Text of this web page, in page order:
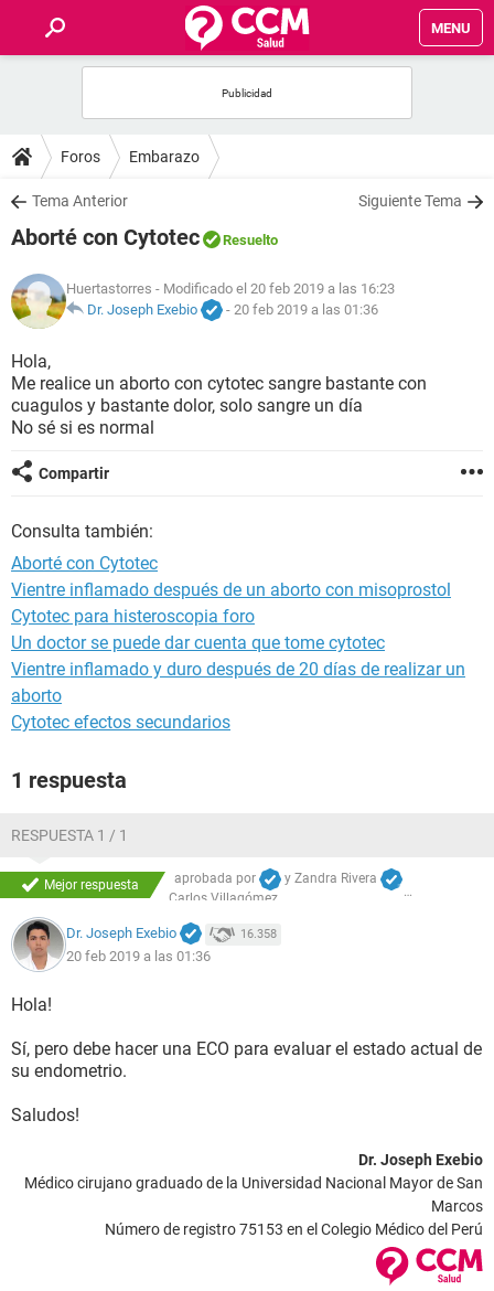
MENU
FOROS
SALUD
NUTRICIÓN
BIENESTAR
SEXUALIDAD
GLOSARIO
Foros Embarazo
Tema Anterior Siguiente Tema
Aborté con Cytotec Resuelto
Huertastorres - Modificado el 20 feb 2019 a las 16:23
Dr. Joseph Exebio
- 20 feb 2019 a las 01:36
Hola,
Me realice un aborto con cytotec sangre bastante con
cuagulos y bastante dolor, solo sangre un día
No sé si es normal
Compartir
Consulta también:
Aborté con Cytotec
Vientre inflamado después de un aborto con misoprostol
Cytotec para histeroscopia foro
Un doctor se puede dar cuenta que tome cytotec
Vientre inflamado y duro después de 20 días de realizar un
aborto
Cytotec efectos secundarios
1 respuesta
RESPUESTA 1 / 1
Mejor respuesta
aprobada por
Carlos Villagómez
y Zandra Rivera
Dr. Joseph Exebio 16.358
20 feb 2019 a las 01:36
Hola!
Sí, pero debe hacer una ECO para evaluar el estado actual de
su endometrio.
Saludos!
Dr. Joseph Exebio
Médico cirujano graduado de la Universidad Nacional Mayor de San
Marcos
Número de registro 75153 en el Colegio Médico del Perú